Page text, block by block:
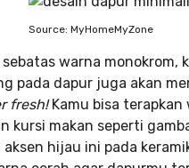
Source: MyHomeMyZone
sebatas warna monokrom,
pada dapur juga akan
fresh!Kamu bisa terapkan
kursi makan seperti
aksen hijau ini pada